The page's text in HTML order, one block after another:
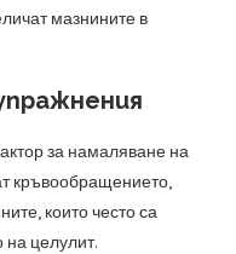
мазнините в
за намаляване на
кръвообращението,
които често са
на целулит.